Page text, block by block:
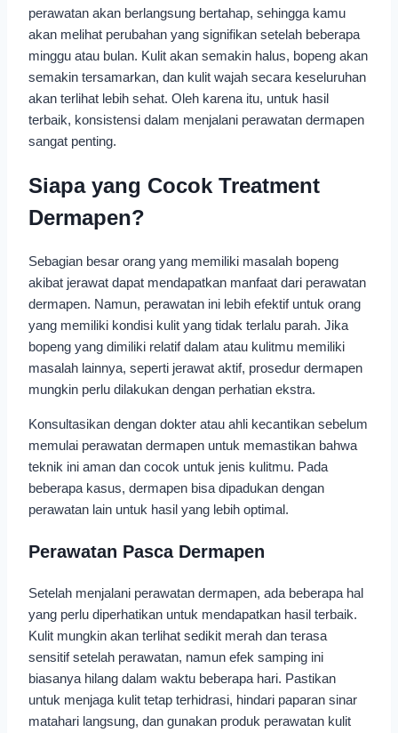
perawatan akan berlangsung bertahap, sehingga kamu
akan melihat perubahan yang signifikan setelah beberapa
minggu atau bulan. Kulit akan semakin halus, bopeng akan
semakin tersamarkan, dan kulit wajah secara keseluruhan
akan terlihat lebih sehat. Oleh karena itu, untuk hasil
terbaik, konsistensi dalam menjalani perawatan dermapen
sangat penting.
Siapa yang Cocok Treatment
Dermapen?
Sebagian besar orang yang memiliki masalah bopeng
akibat jerawat dapat mendapatkan manfaat dari perawatan
dermapen. Namun, perawatan ini lebih efektif untuk orang
yang memiliki kondisi kulit yang tidak terlalu parah. Jika
bopeng yang dimiliki relatif dalam atau kulitmu memiliki
masalah lainnya, seperti jerawat aktif, prosedur dermapen
mungkin perlu dilakukan dengan perhatian ekstra.
Konsultasikan dengan dokter atau ahli kecantikan sebelum
memulai perawatan dermapen untuk memastikan bahwa
teknik ini aman dan cocok untuk jenis kulitmu. Pada
beberapa kasus, dermapen bisa dipadukan dengan
perawatan lain untuk hasil yang lebih optimal.
Perawatan Pasca Dermapen
Setelah menjalani perawatan dermapen, ada beberapa hal
yang perlu diperhatikan untuk mendapatkan hasil terbaik.
Kulit mungkin akan terlihat sedikit merah dan terasa
sensitif setelah perawatan, namun efek samping ini
biasanya hilang dalam waktu beberapa hari. Pastikan
untuk menjaga kulit tetap terhidrasi, hindari paparan sinar
matahari langsung, dan gunakan produk perawatan kulit